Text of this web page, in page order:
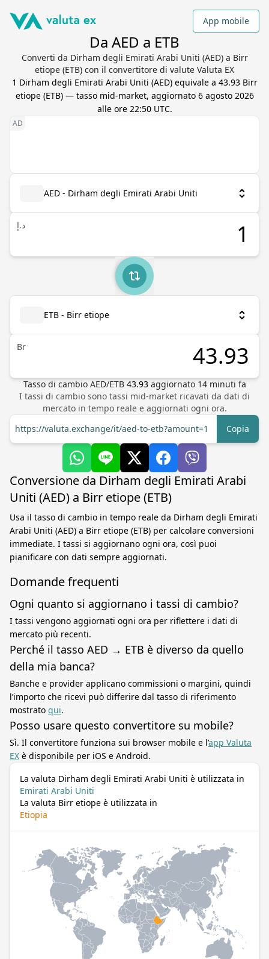
App mobile
Da AED a ETB
Converti da Dirham degli Emirati Arabi Uniti (AED) a Birr
etiope (ETB) con il convertitore di valute Valuta EX
1 Dirham degli Emirati Arabi Uniti (AED) equivale a 43.93 Birr
etiope(ETB) — tasso mid-market, aggiornato 6 agosto 2026
alle ore 22:50 UTC.
AED - Dirham degli Emirati Arabi Uniti
د.إ
ETB - Birr etiope
Br
Tasso di cambio AED/ETB 43.93 aggiornato 14minuti fa
I tassi di cambio sono tassi mid-market ricavati da dati di
mercato in tempo reale e aggiornati ogni ora.
https://valuta.exchange/it/aed-to-etb?amount=1
Copia
Conversione da Dirham degli Emirati Arabi
Uniti (AED) a Birr etiope (ETB)
Usa il tasso di cambio in tempo reale da Dirham degli Emirati
Arabi Uniti (AED) a Birr etiope (ETB) per calcolare conversioni
immediate. I tassi si aggiornano ogni ora, così puoi
pianificare con dati sempre aggiornati.
Domande frequenti
Ogni quanto si aggiornano i tassi di cambio?
I tassi vengono aggiornati ogni ora per riflettere i dati di
mercato più recenti.
Perché il tasso AED → ETB è diverso da quello
della mia banca?
Banche e provider applicano commissioni o margini, quindi
l’importo che ricevi può differire dal tasso di riferimento
mostrato qui.
Posso usare questo convertitore su mobile?
Sì. Il convertitore funziona sui browser mobile e l’app Valuta
EX è disponibile per iOS e Android.
La valuta Dirham degli Emirati Arabi Uniti è utilizzata in
Emirati Arabi Uniti
La valuta Birr etiope è utilizzata in
Etiopia